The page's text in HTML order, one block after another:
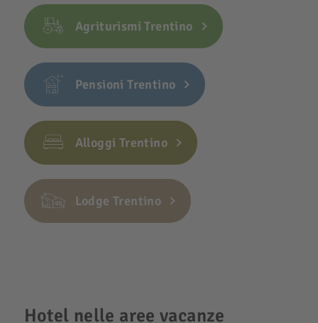
Agriturismi Trentino
Pensioni Trentino
Alloggi Trentino
Lodge Trentino
Hotel nelle aree vacanze